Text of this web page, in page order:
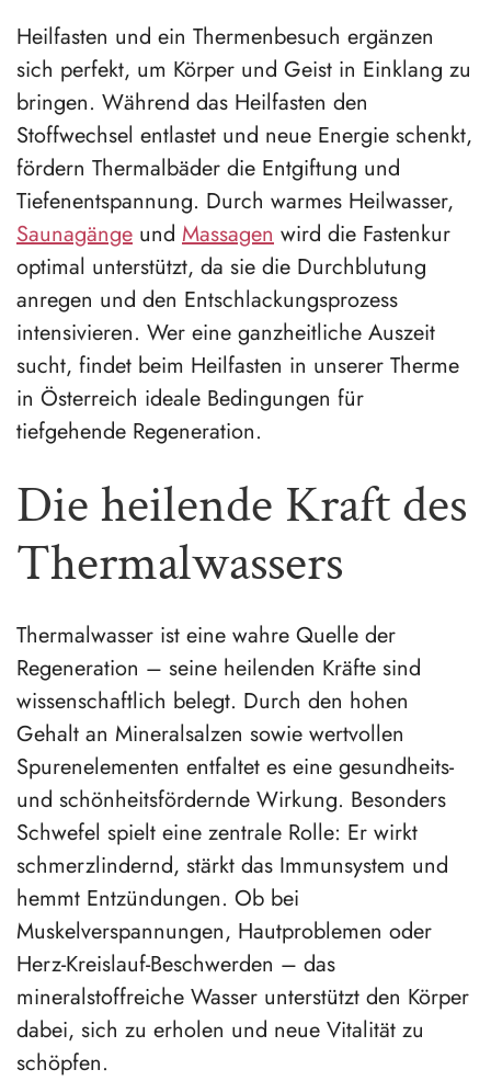
Heilfasten und ein Thermenbesuch ergänzen
sich perfekt, um Körper und Geist in Einklang zu
bringen. Während das Heilfasten den
Stoffwechsel entlastet und neue Energie schenkt,
fördern Thermalbäder die Entgiftung und
Tiefenentspannung. Durch warmes Heilwasser,
Saunagänge und Massagen wird die Fastenkur
optimal unterstützt, da sie die Durchblutung
anregen und den Entschlackungsprozess
intensivieren. Wer eine ganzheitliche Auszeit
sucht, findet beim Heilfasten in unserer Therme
in Österreich ideale Bedingungen für
tiefgehende Regeneration.
Die heilende Kraft des
Thermalwassers
Thermalwasser ist eine wahre Quelle der
Regeneration – seine heilenden Kräfte sind
wissenschaftlich belegt. Durch den hohen
Gehalt an Mineralsalzen sowie wertvollen
Spurenelementen entfaltet es eine gesundheits-
und schönheitsfördernde Wirkung. Besonders
Schwefel spielt eine zentrale Rolle: Er wirkt
schmerzlindernd, stärkt das Immunsystem und
hemmt Entzündungen. Ob bei
Muskelverspannungen, Hautproblemen oder
Herz-Kreislauf-Beschwerden – das
mineralstoffreiche Wasser unterstützt den Körper
dabei, sich zu erholen und neue Vitalität zu
schöpfen.